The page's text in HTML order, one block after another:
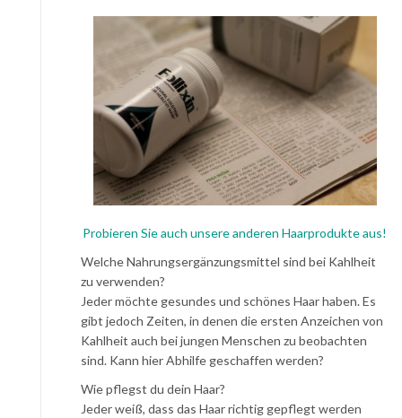
Probieren Sie auch unsere anderen Haarprodukte aus!
Welche Nahrungsergänzungsmittel sind bei Kahlheit
zu verwenden?
Jeder möchte gesundes und schönes Haar haben. Es
gibt jedoch Zeiten, in denen die ersten Anzeichen von
Kahlheit auch bei jungen Menschen zu beobachten
sind. Kann hier Abhilfe geschaffen werden?
Wie pflegst du dein Haar?
Jeder weiß, dass das Haar richtig gepflegt werden